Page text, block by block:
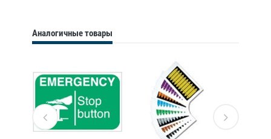
Аналогичные товары